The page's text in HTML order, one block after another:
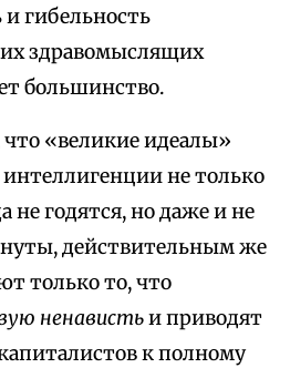
гибельность
здравомыслящих
большинство.
что «великие идеалы»
не только
не годятся, но даже и не
действительным же
только то, что
ненавистьи приводят
к полному